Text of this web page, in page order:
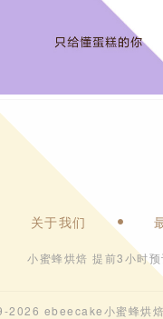
关于我们
小蜜蜂烘焙 提前3小时
ebeecake小蜜蜂烘